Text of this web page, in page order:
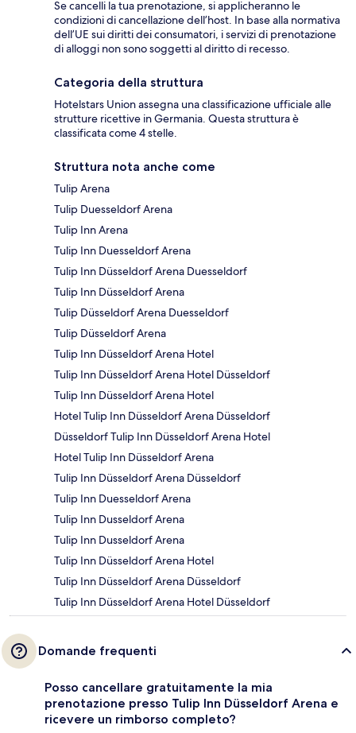
Se cancelli la tua prenotazione, si applicheranno le
condizioni di cancellazione dell’host. In base alla normativa
dell’UE sui diritti dei consumatori, i servizi di prenotazione
di alloggi non sono soggetti al diritto di recesso.
Categoria della struttura
Hotelstars Union assegna una classificazione ufficiale alle
strutture ricettive in Germania. Questa struttura è
classificata come 4 stelle.
Struttura nota anche come
Tulip Arena
Tulip Duesseldorf Arena
Tulip Inn Arena
Tulip Inn Duesseldorf Arena
Tulip Inn Düsseldorf Arena Duesseldorf
Tulip Inn Düsseldorf Arena
Tulip Düsseldorf Arena Duesseldorf
Tulip Düsseldorf Arena
Tulip Inn Düsseldorf Arena Hotel
Tulip Inn Düsseldorf Arena Hotel Düsseldorf
Tulip Inn Düsseldorf Arena Hotel
Hotel Tulip Inn Düsseldorf Arena Düsseldorf
Düsseldorf Tulip Inn Düsseldorf Arena Hotel
Hotel Tulip Inn Düsseldorf Arena
Tulip Inn Düsseldorf Arena Düsseldorf
Tulip Inn Duesseldorf Arena
Tulip Inn Dusseldorf Arena
Tulip Inn Dusseldorf Arena
Tulip Inn Düsseldorf Arena Hotel
Tulip Inn Düsseldorf Arena Düsseldorf
Tulip Inn Düsseldorf Arena Hotel Düsseldorf
Domande frequenti
Posso cancellare gratuitamente la mia
prenotazione presso Tulip Inn Düsseldorf Arena e
ricevere un rimborso completo?